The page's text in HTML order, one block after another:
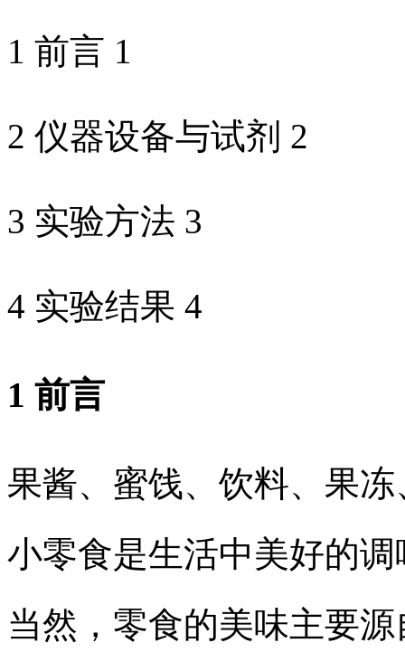
1 前言 1
2 仪器设备与试剂 2
3 实验方法 3
4 实验结果 4
1 前言
果酱、蜜饯、饮料、果
小零食是生活中美好的
当然，零食的美味主要